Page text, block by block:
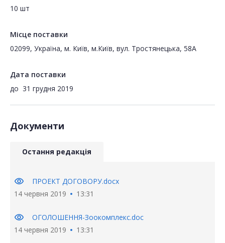
10 шт
Місце поставки
02099, Україна, м. Київ, м.Київ, вул. Тростянецька, 58А
Дата поставки
до 31 грудня 2019
Документи
Остання редакція
visibility
ПРОЕКТ ДОГОВОРУ.docx
14 червня 2019
13:31
visibility
ОГОЛОШЕННЯ-Зоокомплекс.doc
14 червня 2019
13:31